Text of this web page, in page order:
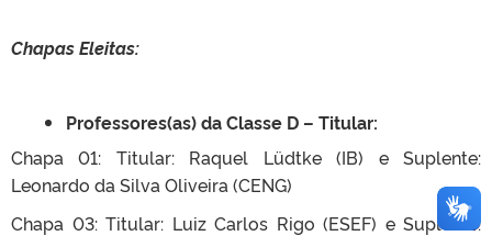
Chapas Eleitas:
Professores(as) da Classe D – Titular:
Chapa 01: Titular: Raquel Lüdtke (IB) e Suplente:
Leonardo da Silva Oliveira (CENG)
Chapa 03: Titular: Luiz Carlos Rigo (ESEF) e Suplente: